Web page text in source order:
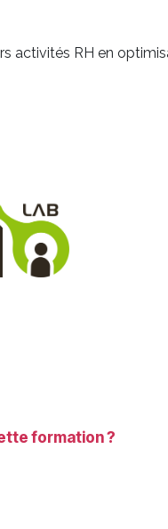
activités RH en
formation ?